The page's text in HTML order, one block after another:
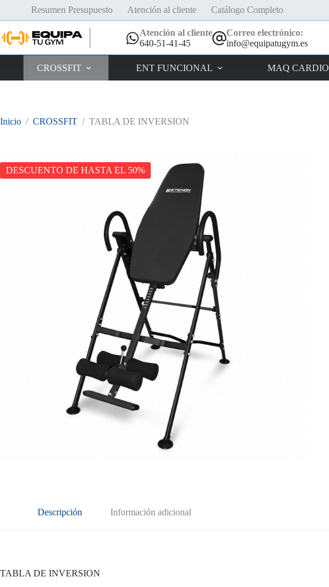
Resumen Presupuesto Atención al cliente Catálogo Completo
Atención al cliente
640-51-41-45
Correo electrónico:
info@equipatugym.es
CROSSFIT ENT FUNCIONAL MAQ CARDIO
Inicio / CROSSFIT / TABLA DE INVERSION
DESCUENTO DE HASTA EL 50%
Descripción Información adicional
TABLA DE INVERSION